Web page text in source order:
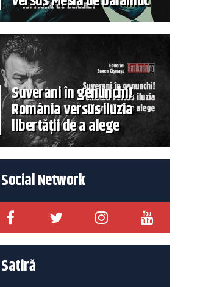
Suverani în genunchi!
România versus iluzia
libertății de a alege
Social Network
Satiră